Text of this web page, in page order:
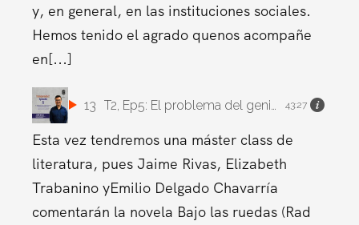
y, en general, en las instituciones sociales.
Hemos tenido el agrado quenos acompañe
en[...]
13 43:27
Esta vez tendremos una máster class de
literatura, pues Jaime Rivas, Elizabeth
Trabanino yEmilio Delgado Chavarría
comentarán la novela Bajo las ruedas (Rad